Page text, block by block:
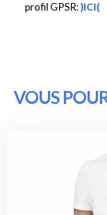
profil GPSR:)ICI(
VOUS